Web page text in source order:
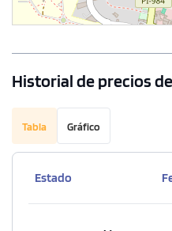
Historial de precios
Tabla Gráfico
Estado